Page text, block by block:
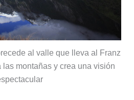
al valle que lleva al Franz
montañas y crea una visión